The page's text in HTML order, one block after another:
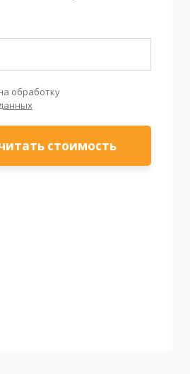
стоимость
обработку